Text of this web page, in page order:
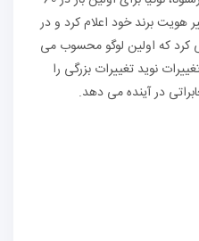
هویت برند خود اعلام کرد و در
کرد که اولین لوگو محسوب می
در 45 سال این تغییرات نوید تغییرات بزرگی را
در آینده می دهد.